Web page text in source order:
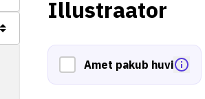
Illustraator
Amet pakub huvi